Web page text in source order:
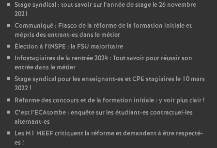
Stage syndical : tout savoir sur l’année de stage le 26 novembre
2021
Communiqué : Fiasco de la réforme de la formation initiale et
mépris des entrant-es dans le métier
Élection à l’INSPE : la FSU majoritaire
Infostagiaires de la rentrée 2024 : Tout savoir pour réussir son
entrée dans le métier
Stage syndical pour les enseignant-es etCPE stagiaires le 10 mars
2022!
Réforme des concours et de la formation initiale : y voir plus clair!
C’est l’ECAtombe : enquête sur les étudiant-es contractuel-les
alternant-es
Les M1 MEEFcritiquent la réforme et demandent à être respecté-
es !